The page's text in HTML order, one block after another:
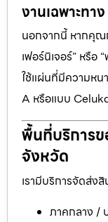
งานเฉพาะทา
นอกจากนี้ หากคุณ
เฟอร์นิเจอร์” หรือ
ใช้แผ่นที่มีความหน
A หรือแบบ
พื้นที่บริการ
จังหวัด
เรามีบริการจัดส่ง
ภาคกลาง /